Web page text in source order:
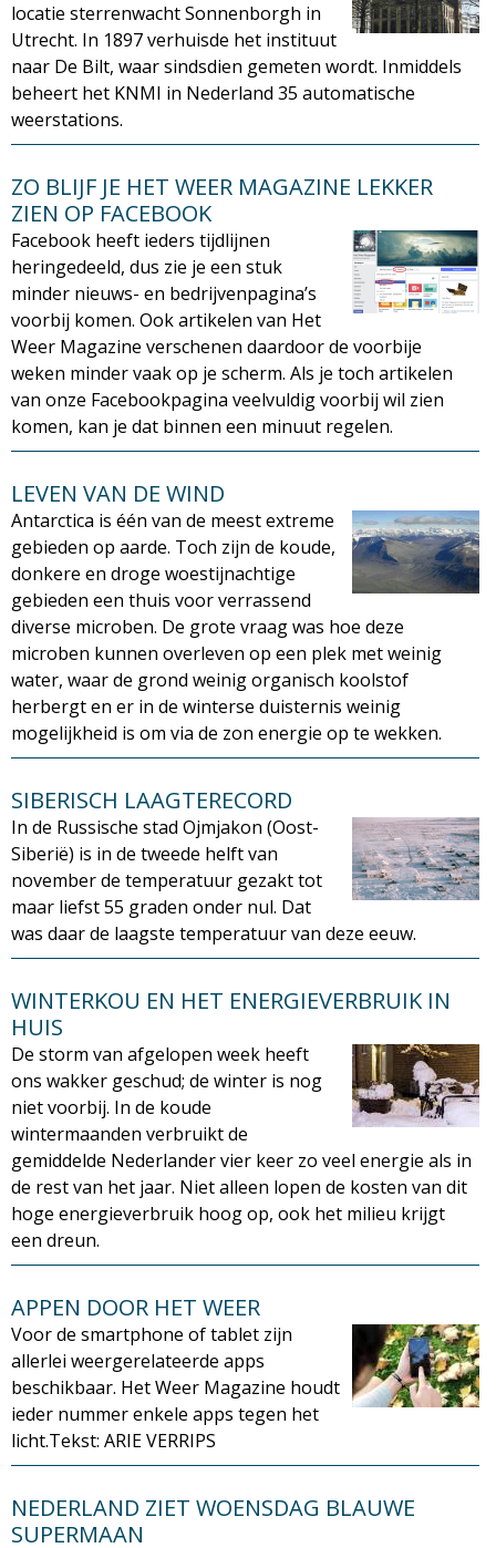
locatie sterrenwacht Sonnenborgh in
Utrecht. In 1897 verhuisde het instituut
naar De Bilt, waar sindsdien gemeten wordt. Inmiddels
beheert het KNMI in Nederland 35 automatische
weerstations.
ZO BLIJF JE HET WEER MAGAZINE LEKKER
ZIEN OP FACEBOOK
Facebook heeft ieders tijdlijnen
heringedeeld, dus zie je een stuk
minder nieuws- en bedrijvenpagina’s
voorbij komen. Ook artikelen van Het
Weer Magazine verschenen daardoor de voorbije
weken minder vaak op je scherm. Als je toch artikelen
van onze Facebookpagina veelvuldig voorbij wil zien
komen, kan je dat binnen een minuut regelen.
LEVEN VAN DE WIND
Antarctica is één van de meest extreme
gebieden op aarde. Toch zijn de koude,
donkere en droge woestijnachtige
gebieden een thuis voor verrassend
diverse microben. De grote vraag was hoe deze
microben kunnen overleven op een plek met weinig
water, waar de grond weinig organisch koolstof
herbergt en er in de winterse duisternis weinig
mogelijkheid is om via de zon energie op te wekken.
SIBERISCH LAAGTERECORD
In de Russische stad Ojmjakon (Oost-
Siberië) is in de tweede helft van
november de temperatuur gezakt tot
maar liefst 55 graden onder nul. Dat
was daar de laagste temperatuur van deze eeuw.
WINTERKOU EN HET ENERGIEVERBRUIK IN
HUIS
De storm van afgelopen week heeft
ons wakker geschud; de winter is nog
niet voorbij. In de koude
wintermaanden verbruikt de
gemiddelde Nederlander vier keer zo veel energie als in
de rest van het jaar. Niet alleen lopen de kosten van dit
hoge energieverbruik hoog op, ook het milieu krijgt
een dreun.
APPEN DOOR HET WEER
Voor de smartphone of tablet zijn
allerlei weergerelateerde apps
beschikbaar. Het Weer Magazine houdt
ieder nummer enkele apps tegen het
licht.Tekst: ARIE VERRIPS
NEDERLAND ZIET WOENSDAG BLAUWE
SUPERMAAN